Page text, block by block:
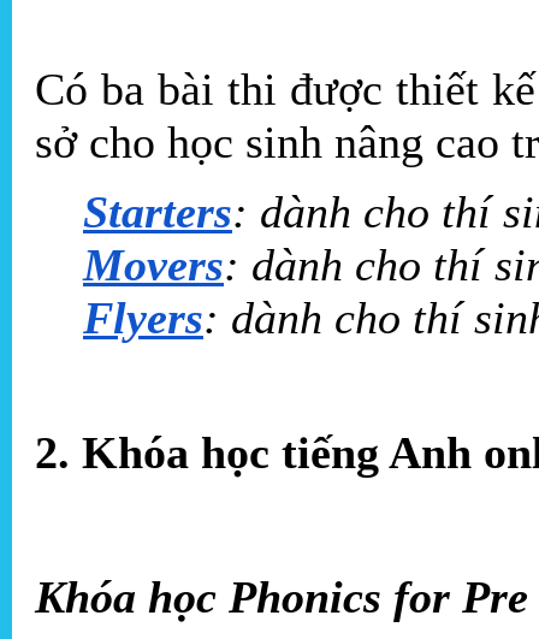
Có ba bài thi được thiết
sở cho học sinh nâng cao
Starters: dành cho thí
Movers: dành cho thí
Flyers: dành cho thí
2. Khóa học tiếng Anh
Khóa học Phonics for Pre